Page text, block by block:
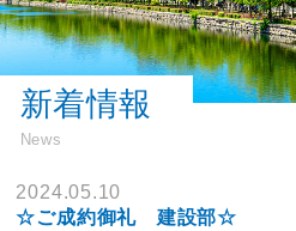
新着情報
News
2024.05.10
☆ご成約御礼 建設部☆